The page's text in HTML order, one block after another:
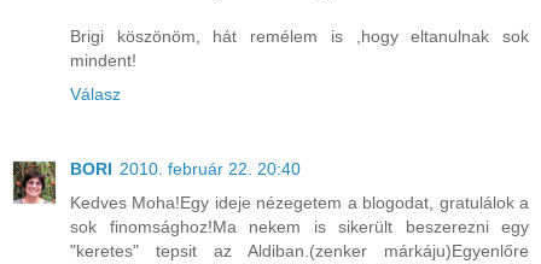
Brigi köszönöm, hát remélem is ,hogy eltanulnak sok
mindent!
Válasz
BORI 2010. február 22. 20:40
Kedves Moha!Egy ideje nézegetem a blogodat, gratulálok a
sok finomsághoz!Ma nekem is sikerült beszerezni egy
"keretes" tepsit az Aldiban.(zenker márkáju)Egyenlőre